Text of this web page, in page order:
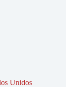
Unidos